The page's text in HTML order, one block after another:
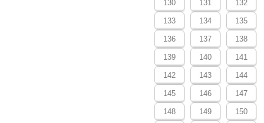
130 131 132
133 134 135
136 137 138
139 140 141
142 143 144
145 146 147
148 149 150